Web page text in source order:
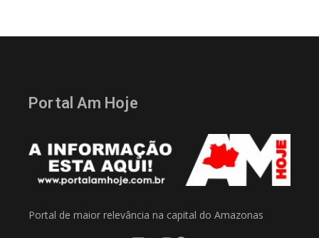
Portal Am Hoje
Portal de maior relevância na capital do Amazonas